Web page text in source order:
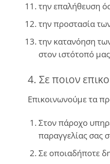
την επαλήθευση
την προστασία
την κατανόηση
στον ιστότοπό
4. Σε ποιον
Επικοινωνούμε τα
Στον πάροχο
παραγγελίας σας
Σε οποιαδήποτε